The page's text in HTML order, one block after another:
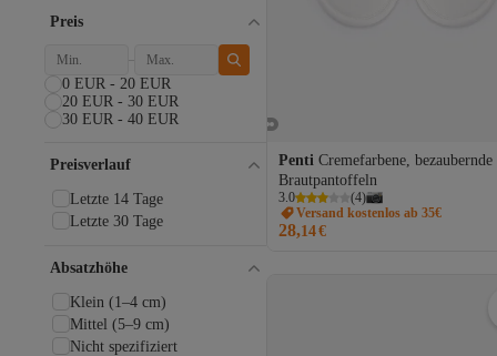
Penti Cremefarbene, bezaubernde
Brautpantoffeln
3.0 (4)
Versand kostenlos ab 35€
28,14€
Boss
Butigo
Calvin Klein
Caprice
ÇİZGİ MEDİKAL
Columbia
Dark Seer
Daxtors
Dgn
Dilimler Ayakkabı
Dkny
Dr Martens
Preis
0 EUR - 20 EUR
20 EUR - 30 EUR
30 EUR - 40 EUR
Preisverlauf
Letzte 14 Tage
Letzte 30 Tage
Absatzhöhe
Klein (1–4 cm)
Mittel (5–9 cm)
Nicht spezifiziert